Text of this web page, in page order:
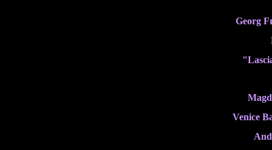
Georg
Venice